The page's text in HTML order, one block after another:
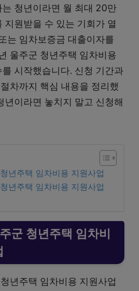
청년이라면 월 최대 20만
지원받을 수 있는 기회가 열
는 임차보증금 대출이자를
울주군 청년주택 임차비용
시작했습니다. 신청 기간과
차까지 핵심 내용을 정리했
년이라면 놓치지 말고 신청해
년주택 임차비용 지원사업
년주택 임차비용 지원사업
군 청년주택 임차비
년주택 임차비용 지원사업